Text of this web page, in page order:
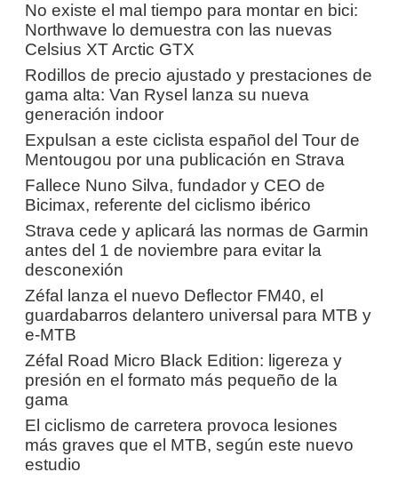
No existe el mal tiempo para montar en bici:
Northwave lo demuestra con las nuevas
Celsius XT Arctic GTX
Rodillos de precio ajustado y prestaciones de
gama alta: Van Rysel lanza su nueva
generación indoor
Expulsan a este ciclista español del Tour de
Mentougou por una publicación en Strava
Fallece Nuno Silva, fundador y CEO de
Bicimax, referente del ciclismo ibérico
Strava cede y aplicará las normas de Garmin
antes del 1 de noviembre para evitar la
desconexión
Zéfal lanza el nuevo Deflector FM40, el
guardabarros delantero universal para MTB y
e-MTB
Zéfal Road Micro Black Edition: ligereza y
presión en el formato más pequeño de la
gama
El ciclismo de carretera provoca lesiones
más graves que el MTB, según este nuevo
estudio